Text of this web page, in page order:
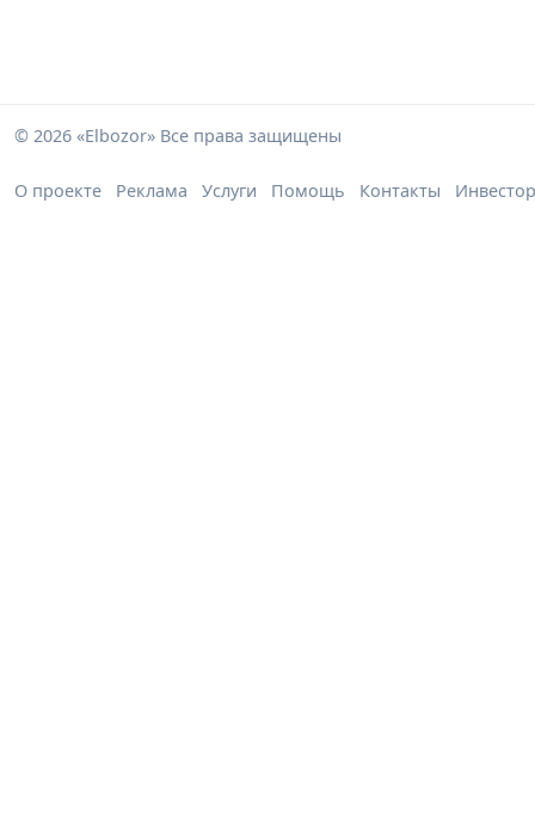
© 2026 «Elbozor» Все права защищены
О проекте Реклама Услуги Помощь Контакты